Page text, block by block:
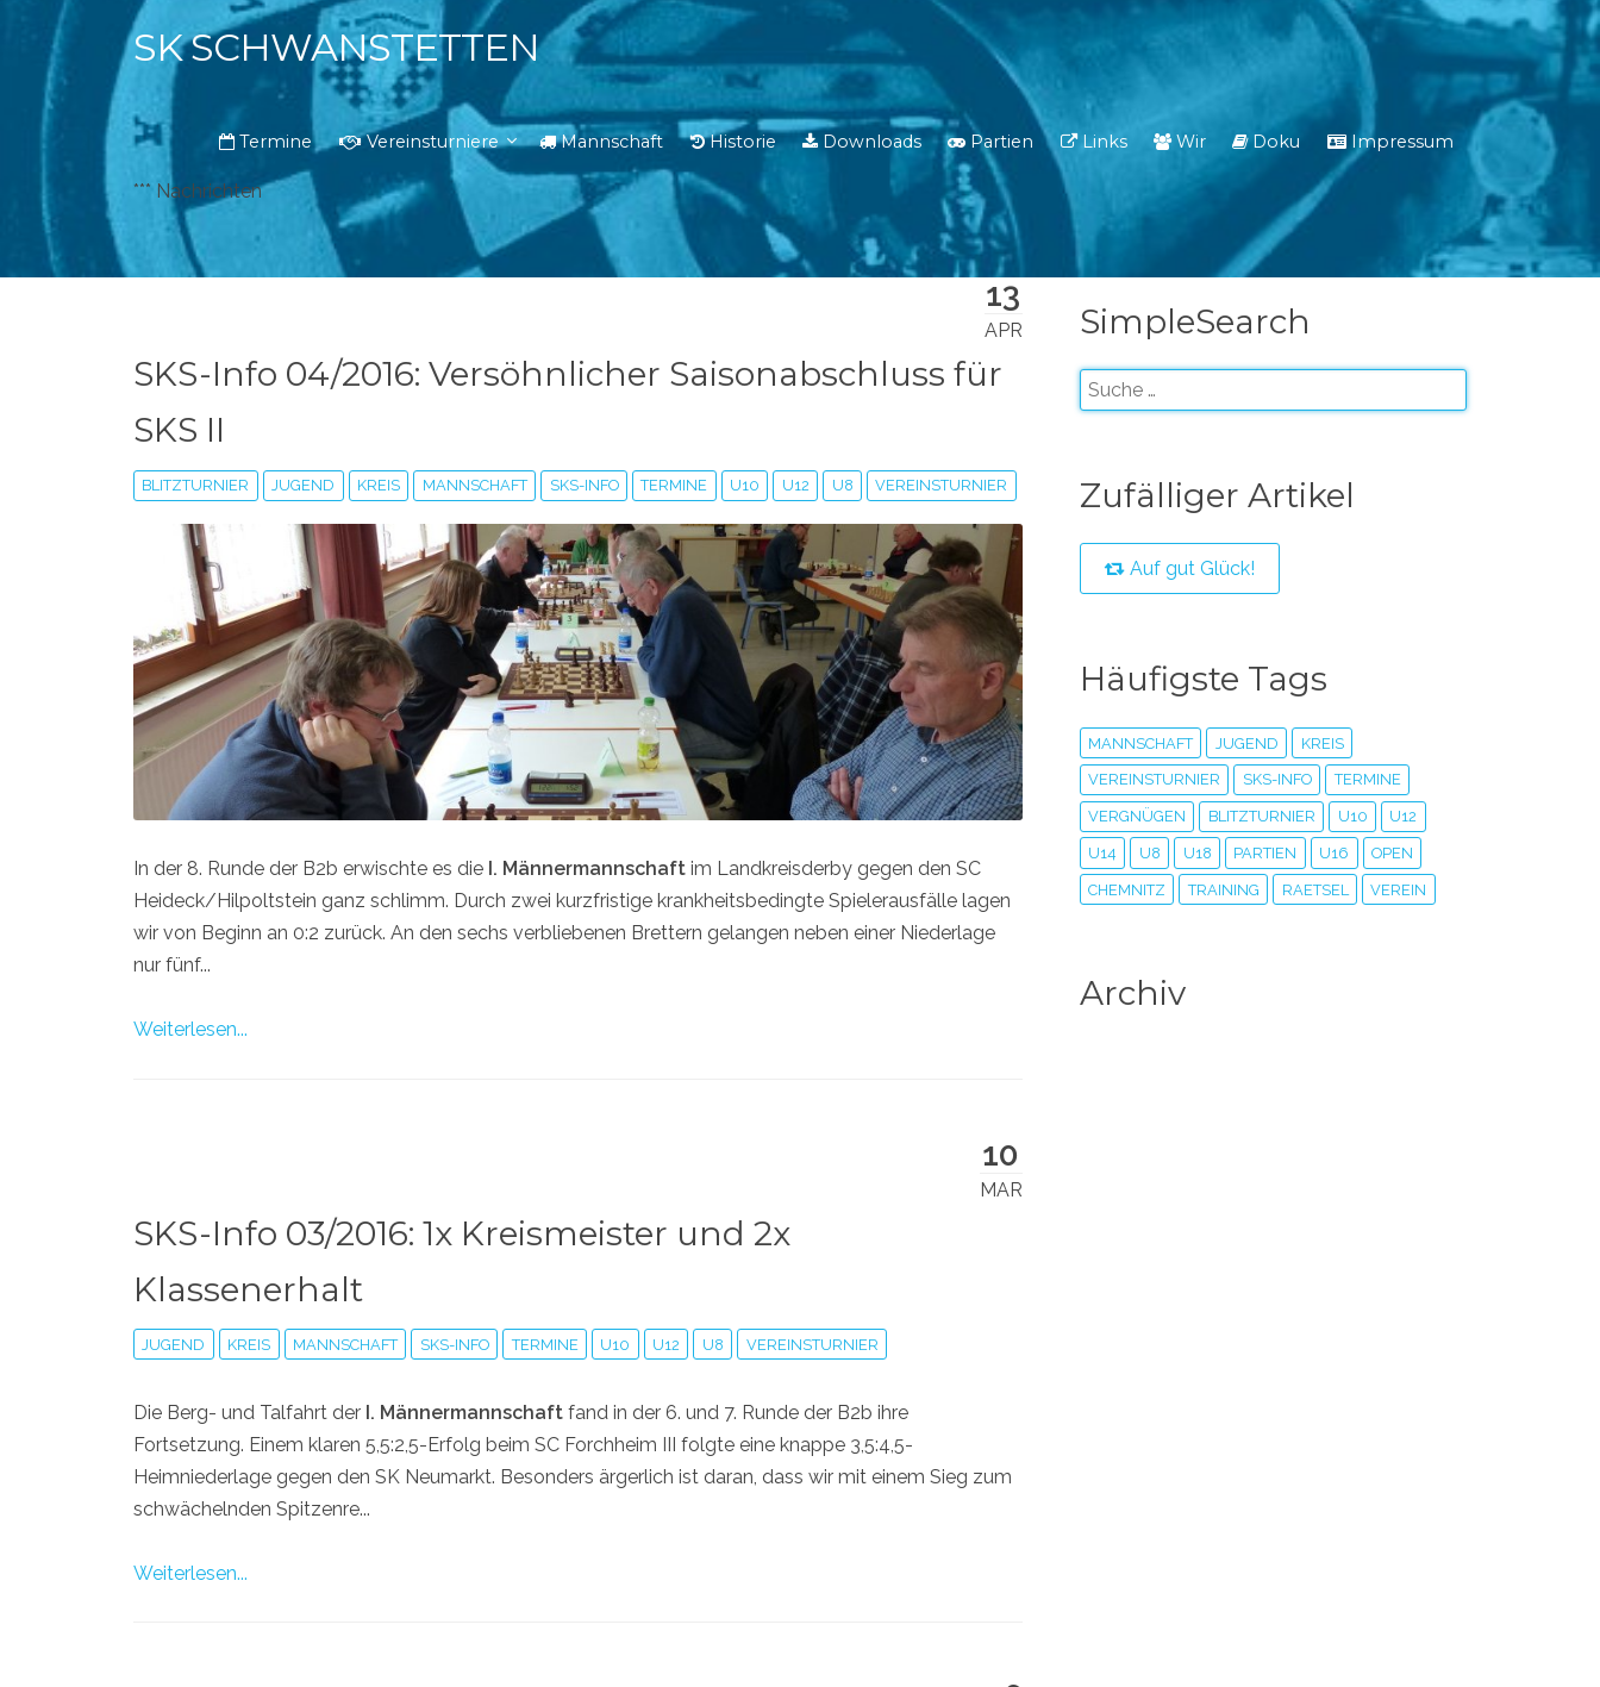
SK SCHWANSTETTEN
Termine Vereinsturniere Mannschaft Historie Downloads Partien Links Wir Doku Impressum
*** Nachrichten
13
APR
SKS-Info 04/2016: Versöhnlicher Saisonabschluss für
SKS II
BLITZTURNIER JUGEND KREIS MANNSCHAFT SKS-INFO TERMINE U10 U12 U8 VEREINSTURNIER
In der 8. Runde der B2b erwischte es die I. Männermannschaft im Landkreisderby gegen den SC
Heideck/Hilpoltstein ganz schlimm. Durch zwei kurzfristige krankheitsbedingte Spielerausfälle lagen
wir von Beginn an 0:2 zurück. An den sechs verbliebenen Brettern gelangen neben einer Niederlage
nur fünf...
Weiterlesen...
10
MAR
SKS-Info 03/2016: 1x Kreismeister und 2x
Klassenerhalt
JUGEND KREIS MANNSCHAFT SKS-INFO TERMINE U10 U12 U8 VEREINSTURNIER
Die Berg- und Talfahrt der I. Männermannschaft fand in der 6. und 7. Runde der B2b ihre
Fortsetzung. Einem klaren 5,5:2,5-Erfolg beim SC Forchheim III folgte eine knappe 3,5:4,5-
Heimniederlage gegen den SK Neumarkt. Besonders ärgerlich ist daran, dass wir mit einem Sieg zum
schwächelnden Spitzenre...
Weiterlesen...
SimpleSearch
Zufälliger Artikel
Auf gut Glück!
Häufigste Tags
MANNSCHAFT JUGEND KREIS
VEREINSTURNIER SKS-INFO TERMINE
VERGNÜGEN BLITZTURNIER U10 U12
U14 U8 U18 PARTIEN U16 OPEN
CHEMNITZ TRAINING RAETSEL VEREIN
Archiv